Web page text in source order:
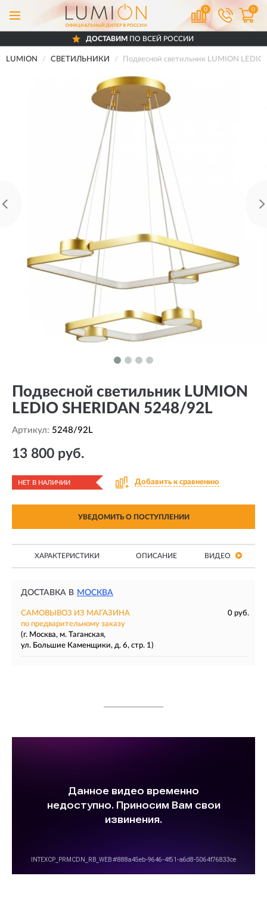
0 0
ДОСТАВИМ ПО ВСЕЙ РОССИИ
LUMION СВЕТИЛЬНИКИ Подвесной светильник LUMION
Подвесной светильник LUMION
LEDIO SHERIDAN 5248/92L
Артикул: 5248/92L
13 800 руб.
НЕТ В НАЛИЧИИ Добавить к сравнению
УВЕДОМИТЬ О ПОСТУПЛЕНИИ
ХАРАКТЕРИСТИКИ ОПИСАНИЕ ВИДЕО
ДОСТАВКА В МОСКВА
САМОВЫВОЗ ИЗ МАГАЗИНА
0 руб.
по предварительному заказу
(г. Москва, м. Таганская,
ул. Большие Каменщики, д. 6, стр. 1)